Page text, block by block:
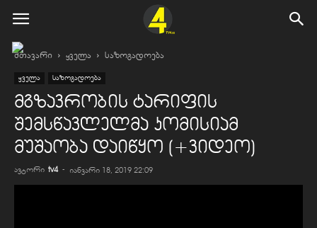
მთავარი ყველა საზოგადოება
ყველა საზოგადოება
მგზავრობის ტარიფის
შემსწავლელმა კომისიამ
მუშაობა დაიწყო (+ვიდეო)
ავტორი tv4 - იანვარი 18, 2019 22:09